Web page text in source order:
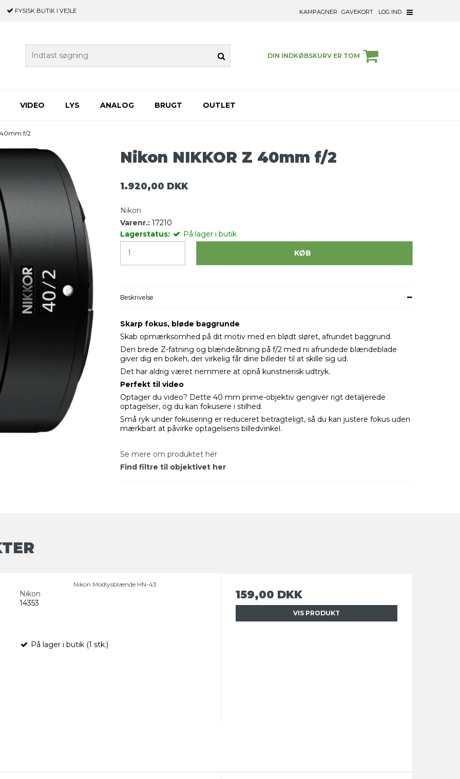
FYSISK BUTIK I VEJLE KAMPAGNER GAVEKORT LOG IND
DIN INDKØBSKURV ER TOM
VIDEO LYS ANALOG BRUGT OUTLET
40mm f/2
Nikon NIKKOR Z 40mm f/2
1.920,00 DKK
Nikon
Varenr.: 17210
Lagerstatus:
På lager i butik
KØB
Beskrivelse
Skarp fokus, bløde baggrunde
Skab opmærksomhed på dit motiv med en blødt sløret, afrundet baggrund.
Den brede Z-fatning og blændeåbning på f/2 med ni afrundede blændeblade
giver dig en bokeh, der virkelig får dine billeder til at skille sig ud.
Det har aldrig været nemmere at opnå kunstnerisk udtryk.
Perfekt til video
Optager du video? Dette 40 mm prime-objektiv gengiver rigt detaljerede
optagelser, og du kan fokusere i stilhed.
Små ryk under fokusering er reduceret betragteligt, så du kan justere fokus uden
mærkbart at påvirke optagelsens billedvinkel.
Se mere om produktet her
Find filtre til objektivet her
Nikon Modlysblænde HN-43
Nikon
14353
På lager i butik (1 stk.)
159,00 DKK
VIS PRODUKT